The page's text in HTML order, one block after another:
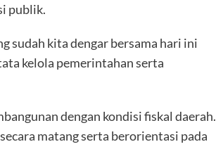
publik.
sudah kita dengar bersama hari ini
kelola pemerintahan serta
dengan kondisi fiskal daerah.
matang serta berorientasi pada